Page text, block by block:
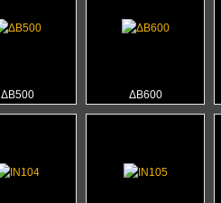
ΔΒ500 ΔΒ600